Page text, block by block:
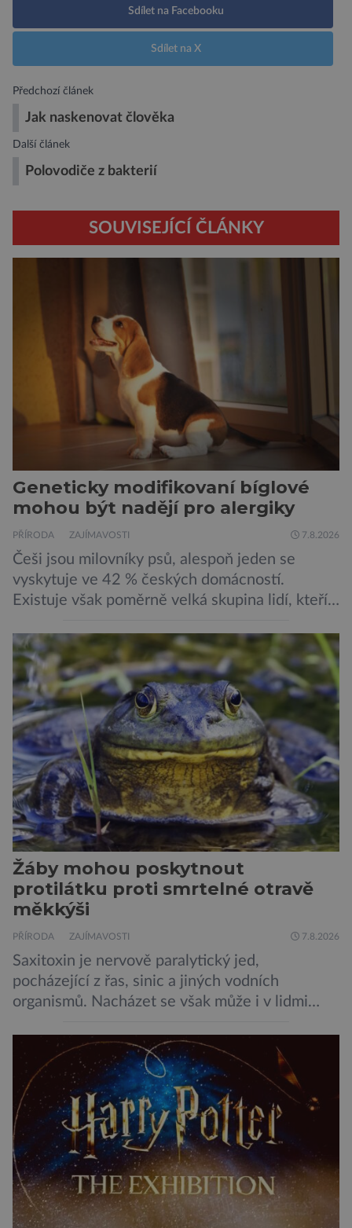
Sdílet na Facebooku
Sdílet na X
Předchozí článek
Jak naskenovat člověka
Další článek
Polovodiče z bakterií
SOUVISEJÍCÍ ČLÁNKY
Geneticky modifikovaní bíglové
mohou být nadějí pro alergiky
PŘÍRODA ZAJÍMAVOSTI 7.8.2026
Češi jsou milovníky psů, alespoň jeden se
vyskytuje ve 42 % českých domácností.
Existuje však poměrně velká skupina lidí, kteří
jsou alergičtí. Jejich imunitní systém
přecitlivěle reaguje na proteiny obsažené v
psích slinách, potu, moči a šupinkách kůže,
zachycených v srsti. Vědci nyní geneticky
upravili psy, aby […]
Žáby mohou poskytnout
protilátku proti smrtelné otravě
měkkýši
PŘÍRODA ZAJÍMAVOSTI 7.8.2026
Saxitoxin je nervově paralytický jed,
pocházející z řas, sinic a jiných vodních
organismů. Nacházet se však může i v lidmi
slávky. K příznakům otravy patří paralýza
dýchacích cest, dojít však může až k udušení.
Dosud proti tomuto jedu neexistovala
protilátka, nyní ji zřejmě vědci objevili, ovšem
její zdroj je […]